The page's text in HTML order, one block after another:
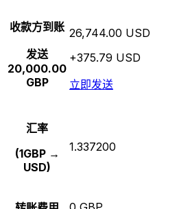
收款方到账
发送
20,000.00
GBP
26,744.00 USD
+375.79 USD
立即发送
汇率
(1GBP →
USD)
1.337200